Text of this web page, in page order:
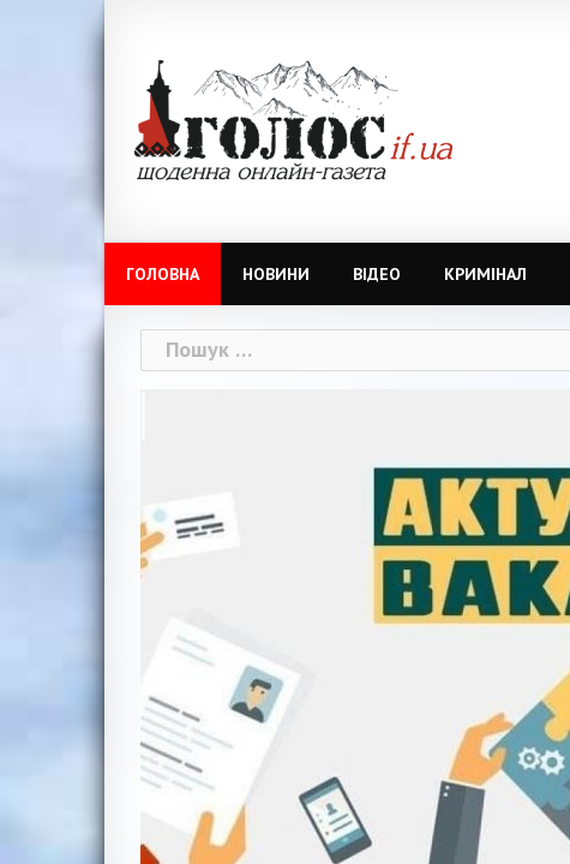
ГОЛОВНА НОВИНИ ВІДЕО КРИМІНАЛ
Пошук: